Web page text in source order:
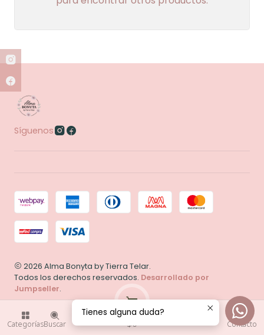
CategoríasBuscar
0
$0 Contacto
Síguenos
2026 Alma Bonyta by Tierra Telar.
Todos los derechos reservados. Desarrollado por
Jumpseller.
Tienes alguna duda?